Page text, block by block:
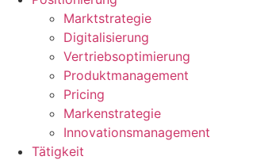
Marktstrategie
Digitalisierung
Vertriebsoptimierung
Produktmanagement
Pricing
Markenstrategie
Innovationsmanagement
Tätigkeit